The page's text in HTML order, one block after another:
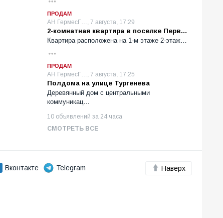
ПРОДАМ
АН ГермесГ…, 7 августа, 17:29
2-комнатная квартира в поселке Перв…
Квартира расположена на 1-м этаже 2-этаж…
ПРОДАМ
АН ГермесГ…, 7 августа, 17:25
Полдома на улице Тургенева
Деревянный дом с центральными
коммуникац…
10 объявлений за 24 часа
СМОТРЕТЬ ВСЕ
Вконтакте
Telegram
Наверх